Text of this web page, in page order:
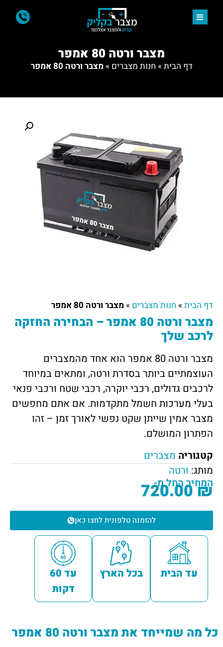
מצבר ורטה 80 אמפר
דף הבית » חנות מצברים »מצבר ורטה 80 אמפר
דף הבית » חנות מצברים » מצבר ורטה 80 אמפר
מצבר ורטה 80 אמפר – הבחירה החזקה
לרכב שלך
מצבר ורטה 80 אמפר הוא אחד מהמצברים
העוצמתיים ביותר בסדרת ורטה, ומתאים במיוחד
לרכבים גדולים, רכבי יוקרה, רכבי שטח ורכבי פנאי
בעלי מערכות חשמל מתקדמות. אם אתם מחפשים
מצבר אמין שייתן שקט נפשי לאורך זמן – זהו
הפתרון המושלם.
קטגוריה מצברים
מותג: ורטה
המחיר החל מ-
720.00₪
להזמנה טלפונית לחצו כאן
עד הבית בכל הארץ
עד 60
דקות
כל מה שמייחד את מצבר ורטה 80 אמפר